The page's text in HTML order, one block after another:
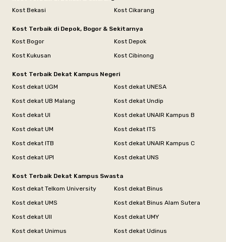
Kost Bekasi
Kost Cikarang
Kost Terbaik di Depok, Bogor & Sekitarnya
Kost Bogor
Kost Depok
Kost Kukusan
Kost Cibinong
Kost Terbaik Dekat Kampus Negeri
Kost dekat UGM
Kost dekat UNESA
Kost dekat UB Malang
Kost dekat Undip
Kost dekat UI
Kost dekat UNAIR Kampus B
Kost dekat UM
Kost dekat ITS
Kost dekat ITB
Kost dekat UNAIR Kampus C
Kost dekat UPI
Kost dekat UNS
Kost Terbaik Dekat Kampus Swasta
Kost dekat Telkom University
Kost dekat Binus
Kost dekat UMS
Kost dekat Binus Alam Sutera
Kost dekat UII
Kost dekat UMY
Kost dekat Unimus
Kost dekat Udinus